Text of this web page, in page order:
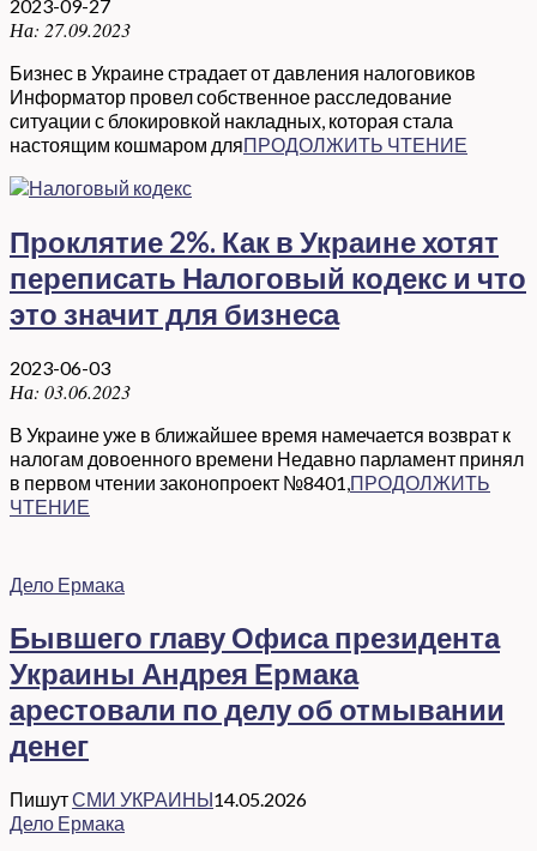
2023-09-27
На: 27.09.2023
Бизнес в Украине страдает от давления налоговиков
Информатор провел собственное расследование
ситуации с блокировкой накладных, которая стала
настоящим кошмаром дляПРОДОЛЖИТЬ ЧТЕНИЕ
Проклятие 2%. Как в Украине хотят
переписать Налоговый кодекс и что
это значит для бизнеса
2023-06-03
На: 03.06.2023
В Украине уже в ближайшее время намечается возврат к
налогам довоенного времени Недавно парламент принял
в первом чтении законопроект №8401, ПРОДОЛЖИТЬ
ЧТЕНИЕ
Дело Ермака
Бывшего главу Офиса президента
Украины Андрея Ермака
арестовали по делу об отмывании
денег
ПишутСМИ УКРАИНЫ14.05.2026
Дело Ермака